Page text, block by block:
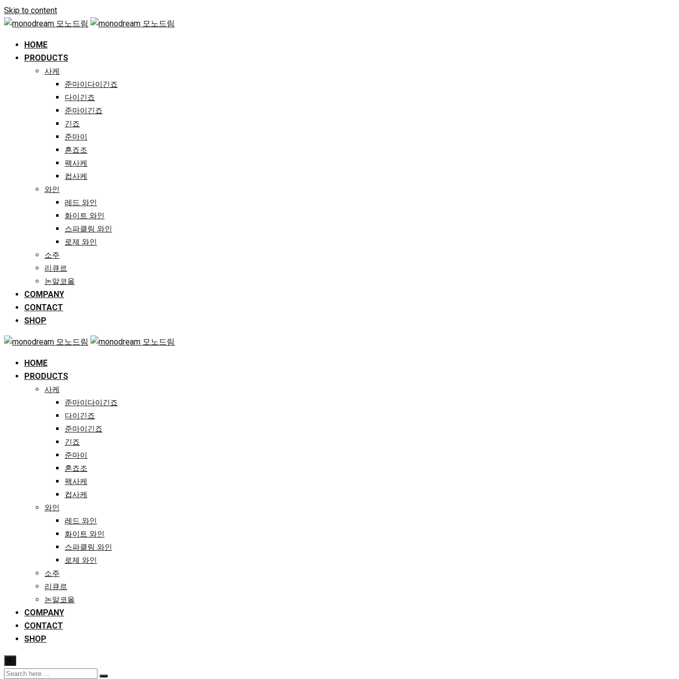
Skip to content
HOME
PRODUCTS
사케
준마이다이긴죠
다이긴죠
준마이긴죠
긴죠
준마이
혼죠조
팩사케
컵사케
와인
레드 와인
화이트 와인
스파클링 와인
로제 와인
소주
리큐르
논알코올
COMPANY
CONTACT
SHOP
HOME
PRODUCTS
사케
준마이다이긴죠
다이긴죠
준마이긴죠
긴죠
준마이
혼죠조
팩사케
컵사케
와인
레드 와인
화이트 와인
스파클링 와인
로제 와인
소주
리큐르
논알코올
COMPANY
CONTACT
SHOP